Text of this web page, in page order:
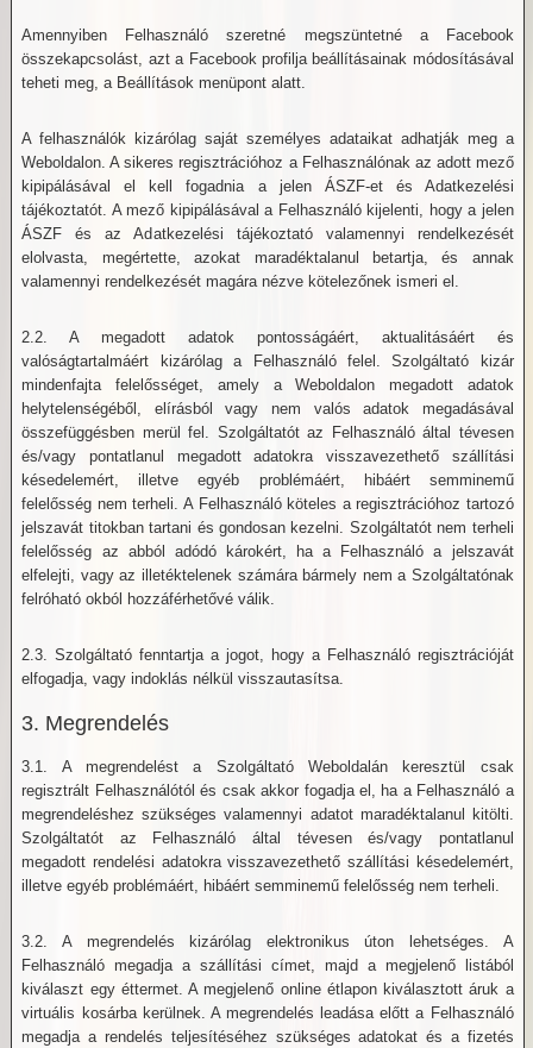
Amennyiben Felhasználó szeretné megszüntetné a Facebook
összekapcsolást, azt a Facebook profilja beállításainak módosításával
teheti meg, a Beállítások menüpont alatt.
A felhasználók kizárólag saját személyes adataikat adhatják meg a
Weboldalon. A sikeres regisztrációhoz a Felhasználónak az adott mező
kipipálásával el kell fogadnia a jelen ÁSZF-et és Adatkezelési
tájékoztatót. A mező kipipálásával a Felhasználó kijelenti, hogy a jelen
ÁSZF és az Adatkezelési tájékoztató valamennyi rendelkezését
elolvasta, megértette, azokat maradéktalanul betartja, és annak
valamennyi rendelkezését magára nézve kötelezőnek ismeri el.
2.2. A megadott adatok pontosságáért, aktualitásáért és
valóságtartalmáért kizárólag a Felhasználó felel. Szolgáltató kizár
mindenfajta felelősséget, amely a Weboldalon megadott adatok
helytelenségéből, elírásból vagy nem valós adatok megadásával
összefüggésben merül fel. Szolgáltatót az Felhasználó által tévesen
és/vagy pontatlanul megadott adatokra visszavezethető szállítási
késedelemért, illetve egyéb problémáért, hibáért semminemű
felelősség nem terheli. A Felhasználó köteles a regisztrációhoz tartozó
jelszavát titokban tartani és gondosan kezelni. Szolgáltatót nem terheli
felelősség az abból adódó károkért, ha a Felhasználó a jelszavát
elfelejti, vagy az illetéktelenek számára bármely nem a Szolgáltatónak
felróható okból hozzáférhetővé válik.
2.3. Szolgáltató fenntartja a jogot, hogy a Felhasználó regisztrációját
elfogadja, vagy indoklás nélkül visszautasítsa.
3. Megrendelés
3.1. A megrendelést a Szolgáltató Weboldalán keresztül csak
regisztrált Felhasználótól és csak akkor fogadja el, ha a Felhasználó a
megrendeléshez szükséges valamennyi adatot maradéktalanul kitölti.
Szolgáltatót az Felhasználó által tévesen és/vagy pontatlanul
megadott rendelési adatokra visszavezethető szállítási késedelemért,
illetve egyéb problémáért, hibáért semminemű felelősség nem terheli.
3.2. A megrendelés kizárólag elektronikus úton lehetséges. A
Felhasználó megadja a szállítási címet, majd a megjelenő listából
kiválaszt egy éttermet. A megjelenő online étlapon kiválasztott áruk a
virtuális kosárba kerülnek. A megrendelés leadása előtt a Felhasználó
megadja a rendelés teljesítéséhez szükséges adatokat és a fizetés